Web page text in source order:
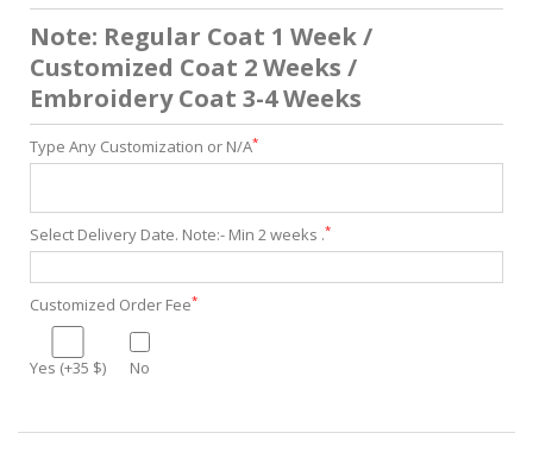
Note: Regular Coat 1 Week /
Customized Coat 2 Weeks /
Embroidery Coat 3-4 Weeks
Type Any Customization or N/A*
Select Delivery Date. Note:- Min 2 weeks .*
Customized Order Fee*
Yes (+35 $) No